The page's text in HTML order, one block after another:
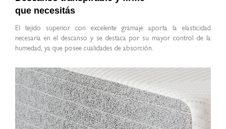
que necesitás
El tejido superior con excelente gramaje aporta la elasticidad
necesaria en el descanso y se destaca por su mayor control de la
humedad, ya que posee cualidades de absorción.